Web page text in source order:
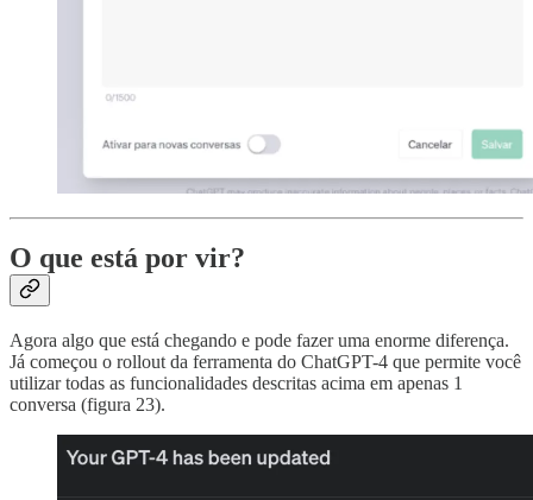
O que está por vir?
Agora algo que está chegando e pode fazer uma enorme diferença.
Já começou o rollout da ferramenta do ChatGPT-4 que permite você
utilizar todas as funcionalidades descritas acima em apenas 1
conversa (figura 23).